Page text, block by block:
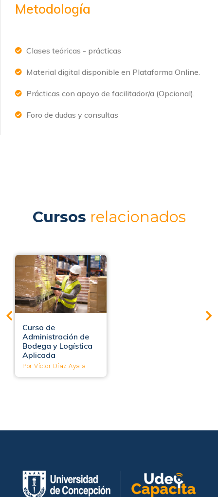
Metodología
Clases teóricas - prácticas
Material digital disponible en Plataforma Online.
Prácticas con apoyo de facilitador/a (Opcional).
Foro de dudas y consultas
Cursos relacionados
Curso de
Administración de
Bodega y Logística
Aplicada
Por Víctor Díaz Ayala